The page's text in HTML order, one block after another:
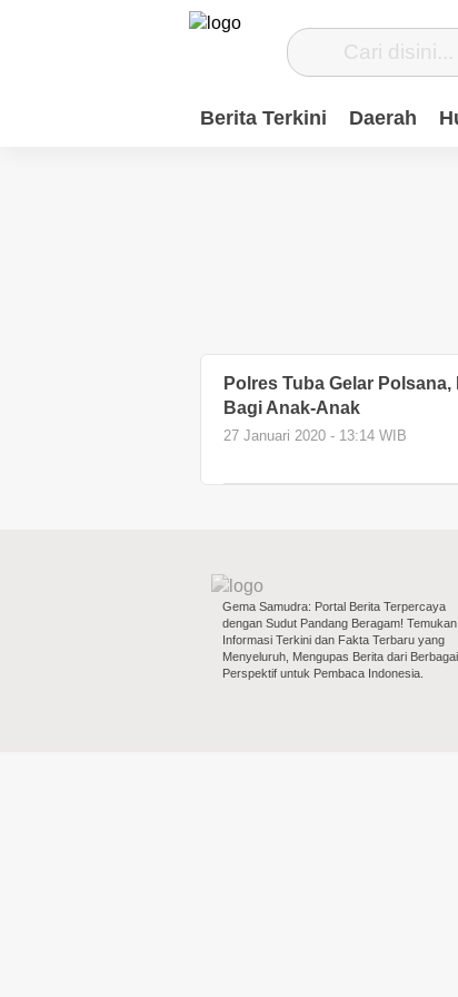
Berita Terkini Daerah
Polres Tuba Gelar
Bagi Anak-Anak
27 Januari 2020 - 13:14 WIB
Gema Samudra: Portal Berita Terpercaya
dengan Sudut Pandang Beragam! Temukan
Informasi Terkini dan Fakta Terbaru yang
Menyeluruh, Mengupas Berita dari Berbagai
Perspektif untuk Pembaca Indonesia.